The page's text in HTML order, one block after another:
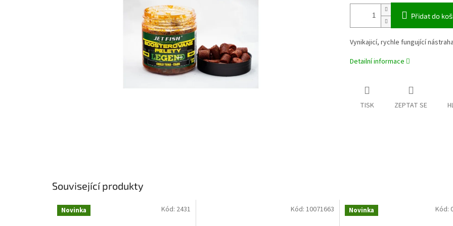
Přidat do
Vynikajicí, rychle fungující
Detailní informace
TISK ZEPTAT SE
Související produkty
Novinka Kód: 2431 Kód: 10071663 Novinka Kód: